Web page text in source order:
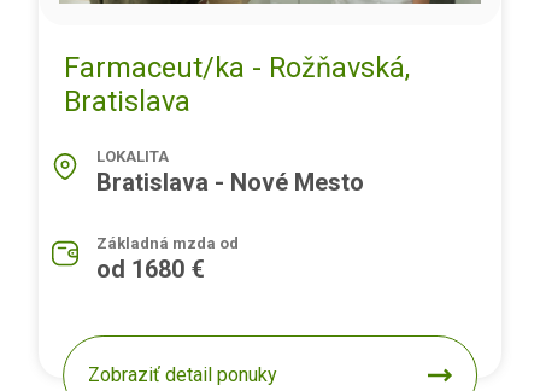
Farmaceut/ka - Rožňavská,
Bratislava
LOKALITA
Bratislava - Nové Mesto
Základná mzda od
od 1680 €
Zobraziť detail ponuky